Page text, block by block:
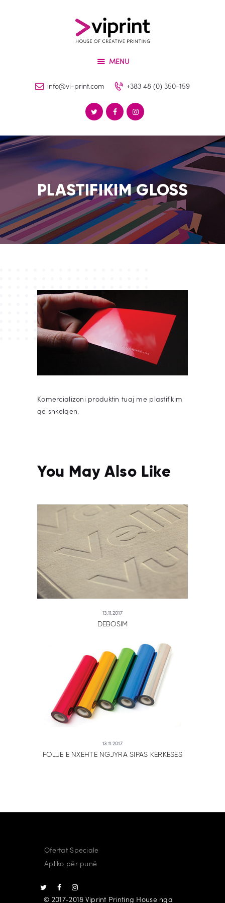
MENU
info@vi-print.com +383 48 (0) 350-159
PLASTIFIKIM GLOSS
VIPRINT
Shërbimet
Produktet
Lajme
Komercializoni produktin tuaj me plastifikim
që shkelqen.
You May Also Like
13.11.2017
DEBOSIM
13.11.2017
FOLJE E NXEHTË NGJYRA SIPAS KËRKESËS
Ofertat Speciale
Apliko për punë
© 2017-2018 Viprint Printing House nga